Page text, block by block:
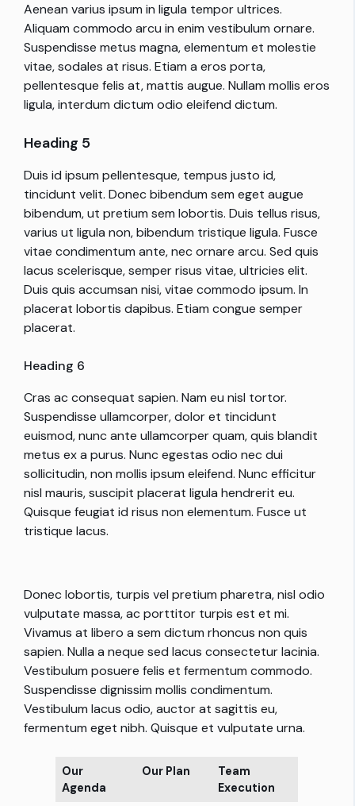
Aenean varius ipsum in ligula tempor ultrices.
Aliquam commodo arcu in enim vestibulum ornare.
Suspendisse metus magna, elementum et molestie
vitae, sodales at risus. Etiam a eros porta,
pellentesque felis at, mattis augue. Nullam mollis eros
ligula, interdum dictum odio eleifend dictum.
Heading 5
Duis id ipsum pellentesque, tempus justo id,
tincidunt velit. Donec bibendum sem eget augue
bibendum, ut pretium sem lobortis. Duis tellus risus,
varius ut ligula non, bibendum tristique ligula. Fusce
vitae condimentum ante, nec ornare arcu. Sed quis
lacus scelerisque, semper risus vitae, ultricies elit.
Duis quis accumsan nisi, vitae commodo ipsum. In
placerat lobortis dapibus. Etiam congue semper
placerat.
Heading 6
Cras ac consequat sapien. Nam eu nisl tortor.
Suspendisse ullamcorper, dolor et tincidunt
euismod, nunc ante ullamcorper quam, quis blandit
metus ex a purus. Nunc egestas odio nec dui
sollicitudin, non mollis ipsum eleifend. Nunc efficitur
nisl mauris, suscipit placerat ligula hendrerit eu.
Quisque feugiat id risus non elementum. Fusce ut
tristique lacus.
Donec lobortis, turpis vel pretium pharetra, nisl odio
vulputate massa, ac porttitor turpis est et mi.
Vivamus at libero a sem dictum rhoncus non quis
sapien. Nulla a neque sed lacus consectetur lacinia.
Vestibulum posuere felis et fermentum commodo.
Suspendisse dignissim mollis condimentum.
Vestibulum lacus odio, auctor at sagittis eu,
fermentum eget nibh. Quisque et vulputate urna.
Our
Agenda
Our Plan
Team
Execution